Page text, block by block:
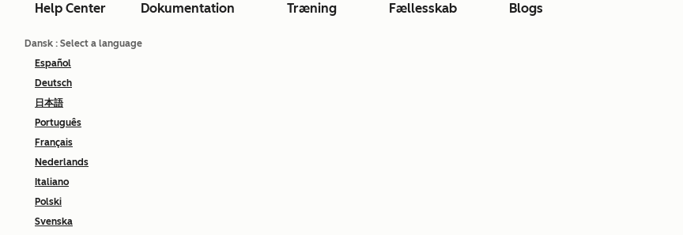
Help Center Dokumentation Træning Fællesskab Blogs
Dansk : Select a language
Español
Deutsch
日本語
Português
Français
Nederlands
Italiano
Polski
Svenska